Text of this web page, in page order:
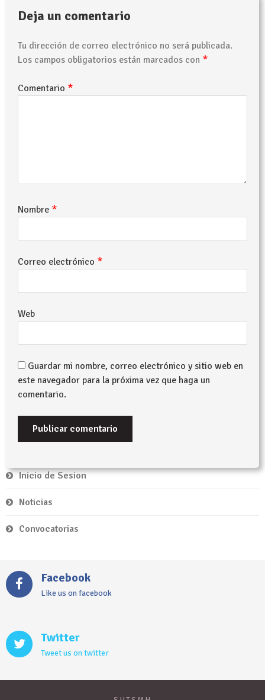
Deja un comentario
Tu dirección de correo electrónico no será publicada.
Los campos obligatorios están marcados con *
Comentario *
Nombre *
Correo electrónico *
Web
Guardar mi nombre, correo electrónico y sitio web en
este navegador para la próxima vez que haga un
comentario.
Inicio de Sesion
Noticias
Convocatorias
Facebook
Like us on facebook
Twitter
Tweet us on twitter